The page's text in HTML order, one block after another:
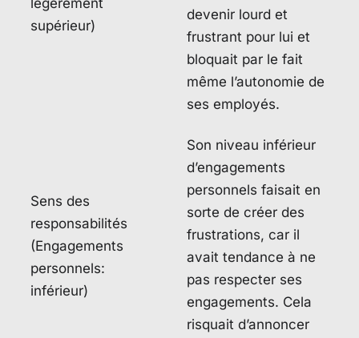
légèrement
supérieur)
devenir lourd et
frustrant pour lui et
bloquait par le fait
même l’autonomie de
ses employés.
Sens des
responsabilités
(Engagements
personnels:
inférieur)
Son niveau inférieur
d’engagements
personnels faisait en
sorte de créer des
frustrations, car il
avait tendance à ne
pas respecter ses
engagements. Cela
risquait d’annoncer